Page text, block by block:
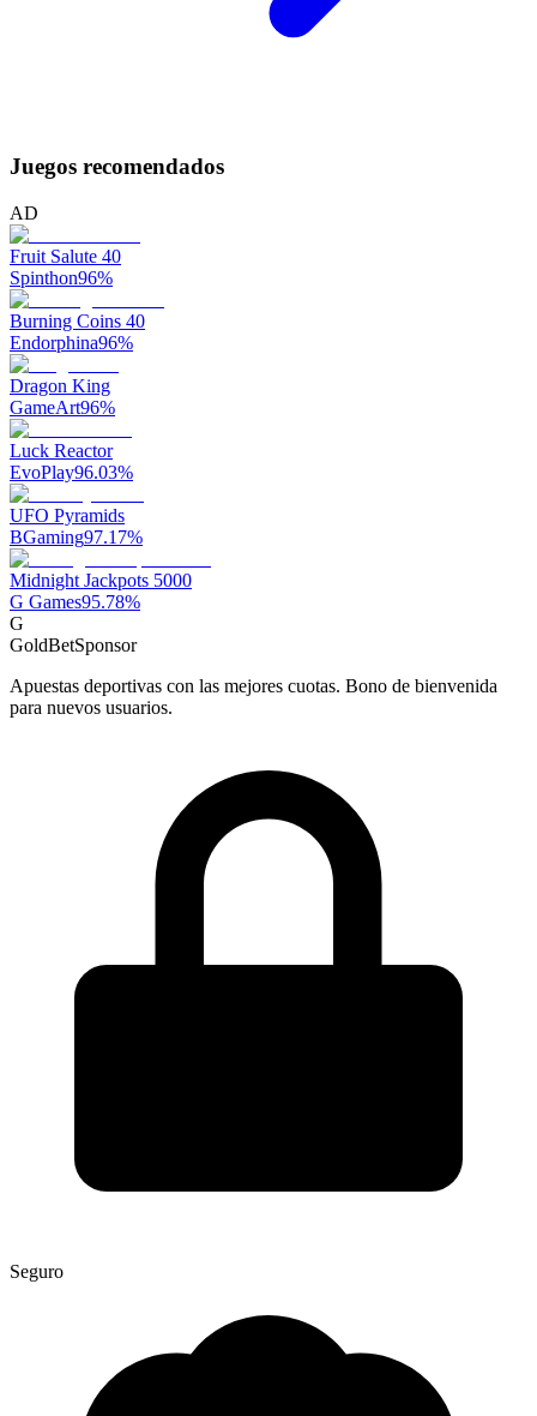
Juegos recomendados
AD
Fruit Salute 40
Spinthon96%
Burning Coins 40
Endorphina96%
Dragon King
GameArt96%
Luck Reactor
EvoPlay96.03%
UFO Pyramids
BGaming97.17%
Midnight Jackpots 5000
G Games95.78%
G
GoldBetSponsor
Apuestas deportivas con las mejores cuotas. Bono de bienvenida
para nuevos usuarios.
Seguro